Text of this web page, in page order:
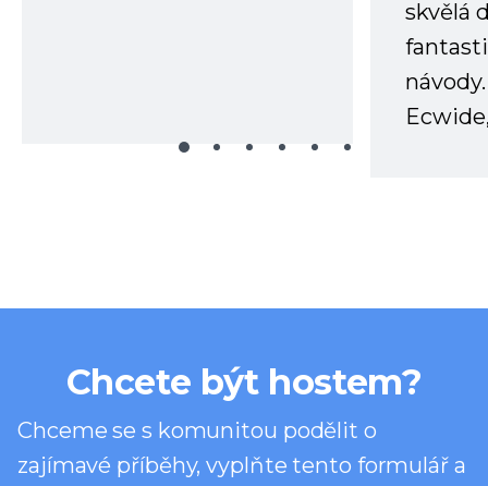
skvělá
Chcete být hostem?
Chceme se s komunitou podělit o
zajímavé příběhy, vyplňte tento formulář a